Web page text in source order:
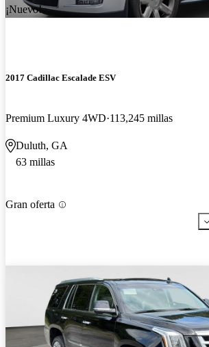
¡Nuevo!
2017 Cadillac Escalade ESV
Premium Luxury 4WD 113,245 millas
Duluth, GA
63 millas
Gran oferta